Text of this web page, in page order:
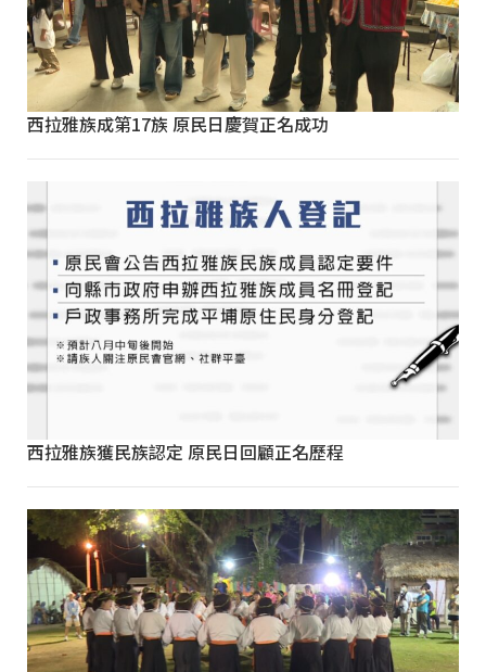
西拉雅族成第17族 原民日慶賀正名成功
西拉雅族獲民族認定 原民日回顧正名歷程